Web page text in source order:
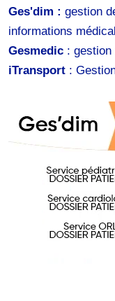
Ges'dim : gestion
informations
Gesmedic : gestion
iTransport :